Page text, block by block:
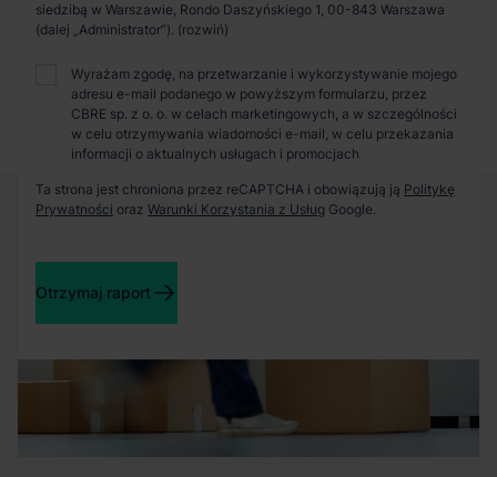
Zaprosimy Cię na spotkanie, omówimy szczegóły i
pokażemy inwestycje.
Zamknij
siedzibą w Warszawie, Rondo Daszyńskiego 1, 00-843 Warszawa
(dalej „Administrator”).
Wyrażam zgodę, na przetwarzanie i wykorzystywanie mojego
adresu e-mail podanego w powyższym formularzu, przez
CBRE sp. z o. o. w celach marketingowych, a w szczególności
w celu otrzymywania wiadomości e-mail, w celu przekazania
informacji o aktualnych usługach i promocjach
Ta strona jest chroniona przez reCAPTCHA i obowiązują ją Politykę
Prywatności oraz Warunki Korzystania z Usług Google.
Otrzymaj raport